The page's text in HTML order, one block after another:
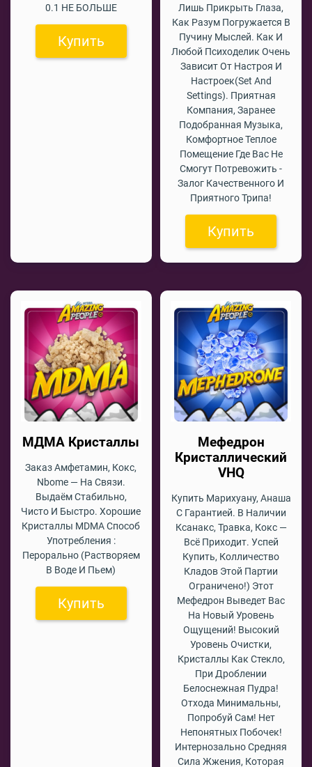
0.1 НЕ БОЛЬШЕ
Купить
Лишь Прикрыть Глаза,
Как Разум Погружается В
Пучину Мыслей. Как И
Любой Психоделик Очень
Зависит От Настроя И
Настроек(set And
Settings). Приятная
Компания, Заранее
Подобранная Музыка,
Комфортное Теплое
Помещение Где Вас Не
Смогут Потревожить -
Залог Качественного И
Приятного Трипа!
Купить
МДМА Кристаллы
Заказ Амфетамин, Кокс,
Nbome — На Связи.
Выдаём Стабильно,
Чисто И Быстро. Хорошие
Кристаллы MDMA Способ
Употребления :
Перорально (растворяем
В Воде И Пьем)
Купить
Мефедрон
Кристаллический
VHQ
Купить Марихуану, Анаша
С Гарантией. В Наличии
Ксанакс, Травка, Кокс —
Всё Приходит. Успей
Купить, Колличество
Кладов Этой Партии
Ограничено!) Этот
Мефедрон Выведет Вас
На Новый Уровень
Ощущений! Высокий
Уровень Очистки,
Кристаллы Как Стекло,
При Дроблении
Белоснежная Пудра!
Отхода Минимальны,
Попробуй Сам! Нет
Непонятных Побочек!
Интернозально Средняя
Сила Жжения, Которая